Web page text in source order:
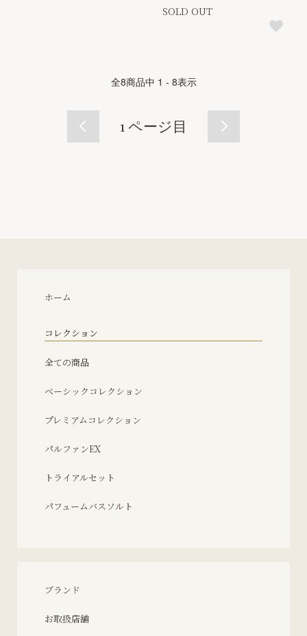
SOLD OUT
全8商品中 1 - 8表示
1 ページ目
ホーム
コレクション
全ての商品
ベーシックコレクション
プレミアムコレクション
パルファンEX
トライアルセット
パフュームバスソルト
ブランド
お取扱店舗